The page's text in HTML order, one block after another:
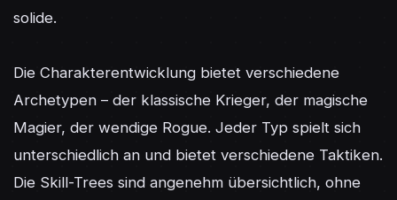
solide.
Die Charakterentwicklung bietet verschiedene
Archetypen – der klassische Krieger, der magische
Magier, der wendige Rogue. Jeder Typ spielt sich
unterschiedlich an und bietet verschiedene Taktiken.
Die Skill-Trees sind angenehm übersichtlich, ohne